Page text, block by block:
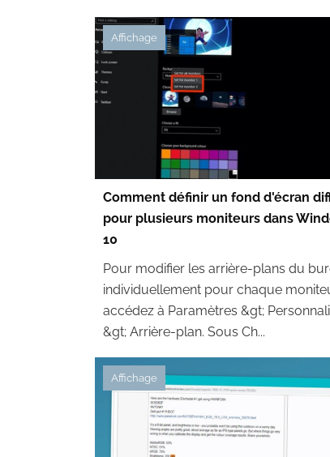
Affichage
Comment définir un fond d'écran
pour plusieurs moniteurs dans
10
Pour modifier les arrière-plans du
individuellement pour chaque
accédez à Paramètres &gt;
&gt; Arrière-plan. Sous Ch...
Affichage